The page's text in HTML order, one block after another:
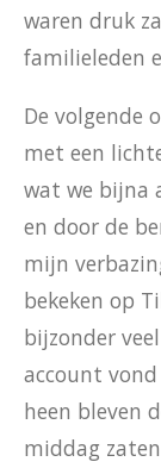
waren druk
familieleden
De volgende
met een
wat we bijna
en door de
mijn
bekeken op
bijzonder
account
heen bleven
middag